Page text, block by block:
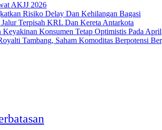
AKJJ 2026
Risiko Delay Dan Kehilangan Bagasi
Terpisah KRL Dan Kereta Antarkota
Konsumen Tetap Optimistis Pada April
Tambang, Saham Komoditas Berpotensi